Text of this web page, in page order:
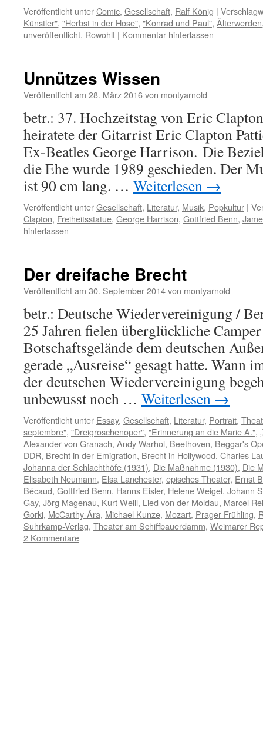
Veröffentlicht unterComic, Gesellschaft, Ralf König |
Künstler", "Herbst in der Hose", "Konrad und Paul", Älterwerden
unveröffentlicht, Rowohlt | Kommentar hinterlassen
Unnützes Wissen
Veröffentlicht am 28. März 2016von montyarnold
betr.: 37. Hochzeitstag von Eric
heiratete der Gitarrist Eric Clapton
Ex-Beatles George Harrison. Die
die Ehe wurde 1989 geschieden. Der
ist 90 cm lang. … Weiterlesen →
Veröffentlicht unterGesellschaft, Literatur, Musik, Popkultur |
Clapton, Freiheitsstatue, George Harrison, Gottfried Benn,
hinterlassen
Der dreifache Brecht
Veröffentlicht am 30. September 2014von montyarnold
betr.: Deutsche Wiedervereinigung /
25 Jahren fielen überglückliche
Botschaftsgelände dem deutschen
gerade „Ausreise“ gesagt hatte. Wann
der deutschen Wiedervereinigung
unbewusst noch … Weiterlesen →
Veröffentlicht unter Essay, Gesellschaft, Literatur, Portrait,
septembre", "Dreigroschenoper", "Erinnerung an die Marie A.",
Alexander von Granach, Andy Warhol, Beethoven, Beggar's
DDR, Brecht in der Emigration, Brecht in Hollywood, Charles
Johanna der Schlachthöfe (1931), Die Maßnahme (1930), Die
Elisabeth Neumann, Elsa Lanchester, episches Theater, Ernst
Bécaud, Gottfried Benn, Hanns Eisler, Helene Weigel, Johann
Gay, Jörg Magenau, Kurt Weill, Lied von der Moldau, Marcel
Gorki, McCarthy-Ära, Michael Kunze, Mozart, Prager Frühling,
Suhrkamp-Verlag, Theater am Schiffbauerdamm, Weimarer
2 Kommentare